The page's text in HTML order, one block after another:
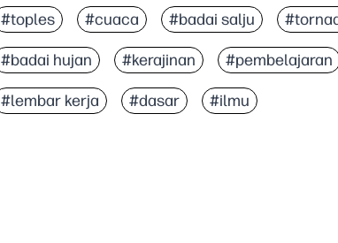
#toples #cuaca #badai salju
#badai hujan #kerajinan #pembelajaran
#lembar kerja #dasar #ilmu